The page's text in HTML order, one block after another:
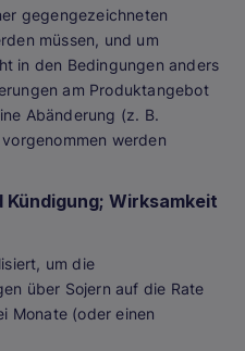
gegengezeichneten
müssen, und um
in den Bedingungen anders
am Produktangebot
Abänderung (z. B.
werden
Wirksamkeit
um die
über Sojern auf die Rate
Monate (oder einen